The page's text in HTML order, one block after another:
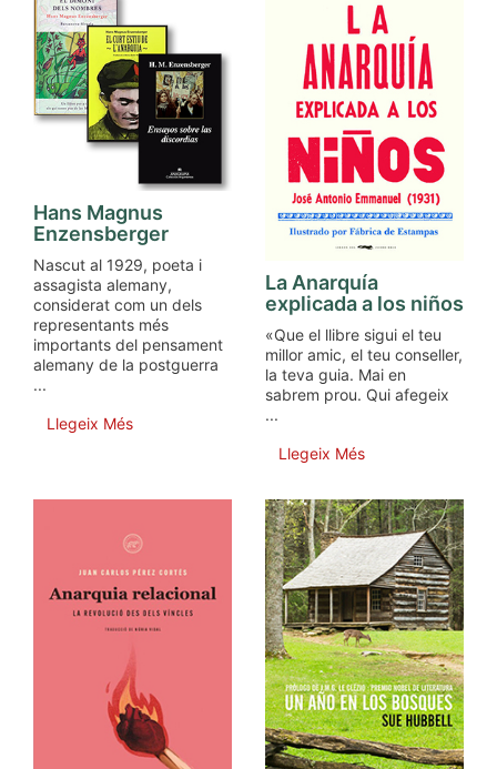
Hans Magnus
Enzensberger
Nascut al 1929, poeta i
assagista alemany,
considerat com un dels
representants més
importants del pensament
alemany de la postguerra
...
Llegeix Més
La Anarquía
explicada a los niños
«Que el llibre sigui el teu
millor amic, el teu conseller,
la teva guia. Mai en
sabrem prou. Qui afegeix
...
Llegeix Més